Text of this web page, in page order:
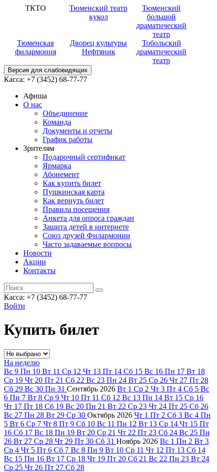
ТКТО
Тюменский театр
кукол
Тюменский
большой
драматический
театр
Тюменская
филармония
Дворец культуры
Нефтяник
Тобольский
драматический
театр
Версия для слабовидящих
Касса: +7 (3452) 68-77-77
Афиша
О нас
Объединение
Команда
Документы и отчеты
График работы
Зрителям
Подарочный сертификат
Ярмарка
Абонемент
Как купить билет
Пушкинская карта
Как вернуть билет
Правила посещения
Анкета для опроса граждан
Защита детей в интернете
Союз друзей Филармонии
Часто задаваемые вопросы
Новости
Акции
Контакты
Касса: +7 (3452) 68-77-77
Войти
Купить билет
На неделю
Вс 9 Пн 10 Вт 11 Ср 12 Чт 13 Пт 14 Сб 15 Вс 16 Пн 17 Вт 18
Ср 19 Чт 20 Пт 21 Сб 22 Вс 23 Пн 24 Вт 25 Ср 26 Чт 27 Пт 28
Сб 29 Вс 30 Пн 31 Сентябрь 2026 Вт 1 Ср 2 Чт 3 Пт 4 Сб 5 Вс
6 Пн 7 Вт 8 Ср 9 Чт 10 Пт 11 Сб 12 Вс 13 Пн 14 Вт 15 Ср 16
Чт 17 Пт 18 Сб 19 Вс 20 Пн 21 Вт 22 Ср 23 Чт 24 Пт 25 Сб 26
Вс 27 Пн 28 Вт 29 Ср 30 Октябрь 2026 Чт 1 Пт 2 Сб 3 Вс 4 Пн
5 Вт 6 Ср 7 Чт 8 Пт 9 Сб 10 Вс 11 Пн 12 Вт 13 Ср 14 Чт 15 Пт
16 Сб 17 Вс 18 Пн 19 Вт 20 Ср 21 Чт 22 Пт 23 Сб 24 Вс 25 Пн
26 Вт 27 Ср 28 Чт 29 Пт 30 Сб 31 Ноябрь 2026 Вс 1 Пн 2 Вт 3
Ср 4 Чт 5 Пт 6 Сб 7 Вс 8 Пн 9 Вт 10 Ср 11 Чт 12 Пт 13 Сб 14
Вс 15 Пн 16 Вт 17 Ср 18 Чт 19 Пт 20 Сб 21 Вс 22 Пн 23 Вт 24
Ср 25 Чт 26 Пт 27 Сб 28